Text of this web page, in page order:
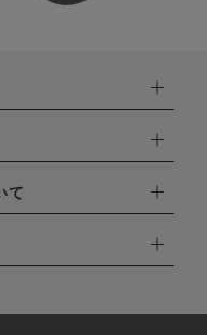
す。
て
連絡頂いた場合はキャ